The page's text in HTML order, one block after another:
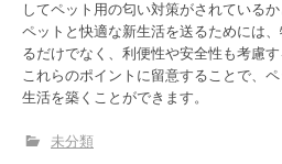
してペット用の匂い対策がされているか
ペットと快適な新生活を送るためには
るだけでなく、利便性や安全性も考慮す
これらのポイントに留意することで、
生活を築くことができます。
未分類